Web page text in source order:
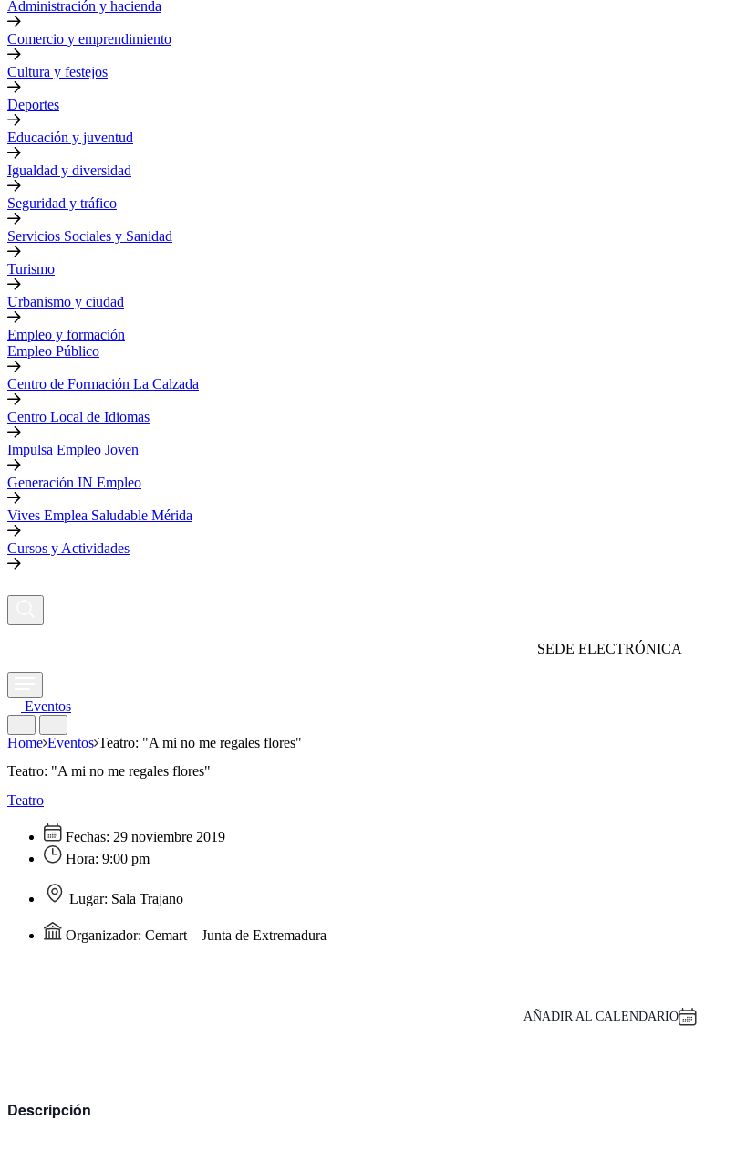
Administración y hacienda
Comercio y emprendimiento
Cultura y festejos
Deportes
Educación y juventud
Igualdad y diversidad
Seguridad y tráfico
Servicios Sociales y Sanidad
Turismo
Urbanismo y ciudad
Empleo y formación
Empleo Público
Centro de Formación La Calzada
Centro Local de Idiomas
Impulsa Empleo Joven
Generación IN Empleo
Vives Emplea Saludable Mérida
Cursos y Actividades
SEDE ELECTRÓNICA
Eventos
Home Eventos Teatro: "A mi no me regales flores"
Teatro: "A mi no me regales flores"
Teatro
Fechas: 29 noviembre 2019
Hora: 9:00 pm
Lugar: Sala Trajano
Organizador: Cemart – Junta de Extremadura
AÑADIR AL CALENDARIO
Descripción